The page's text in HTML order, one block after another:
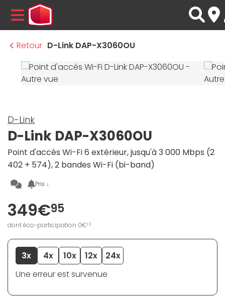
MENU
Retour D-Link DAP-X3060OU
D-Link
D-Link DAP-X3060OU
Point d'accès Wi-Fi 6 extérieur, jusqu'à 3 000 Mbps (2
402 + 574), 2 bandes Wi-Fi (bi-band)
Prix ↓
349€95
dont éco-participation 0€13
3x 4x 10x 12x
24x
Une erreur est survenue